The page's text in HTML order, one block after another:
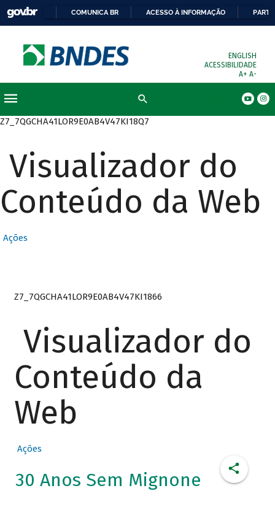
COMUNICA BR ACESSO À INFORMAÇÃO
ENGLISH
ACESSIBILIDADE
A+ A-
Z7_7QGCHA41LOR9E0AB4V47KI18Q7
Visualizador do
Conteúdo da Web
Ações
Z7_7QGCHA41LOR9E0AB4V47KI1866
Visualizador do
Conteúdo da
Web
Ações
30 Anos Sem Mignone